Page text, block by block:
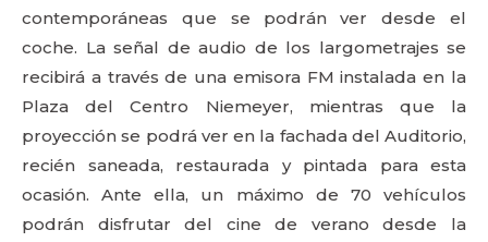
contemporáneas que se podrán ver desde el
coche. La señal de audio de los largometrajes se
recibirá a través de una emisora FM instalada en la
Plaza del Centro Niemeyer, mientras que la
proyección se podrá ver en la fachada del Auditorio,
recién saneada, restaurada y pintada para esta
ocasión. Ante ella, un máximo de 70 vehículos
podrán disfrutar del cine de verano desde la